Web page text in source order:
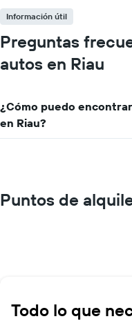
Información útil
Preguntas
autos en Riau
¿Cómo puedo
en Riau?
Puntos de
Todo lo que